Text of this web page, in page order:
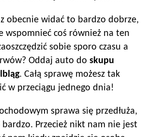
obecnie widać to bardzo dobrze,
wspomnieć coś również na ten
sobie sporo czasu a
Oddaj auto do skupu
. Całą sprawę możesz tak
w przeciągu jednego dnia!
sprawa się przedłuża,
Przecież nikt nam nie jest